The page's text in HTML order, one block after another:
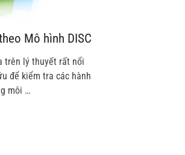
Mô hình DISC
trên lý thuyết rất nổi
để kiểm tra các hành
môi …